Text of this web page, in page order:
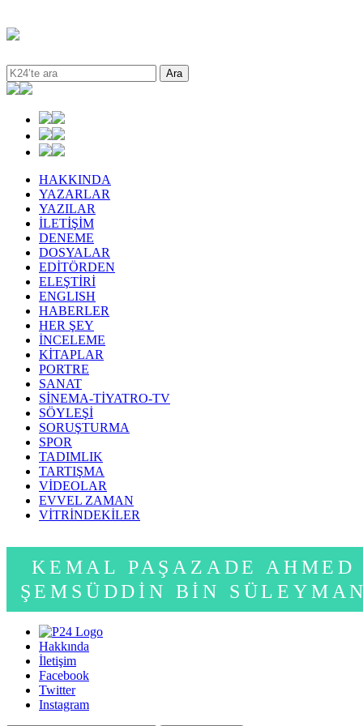
HAKKINDA
YAZARLAR
YAZILAR
İLETİŞİM
DENEME
DOSYALAR
EDİTÖRDEN
ELEŞTİRİ
ENGLISH
HABERLER
HER ŞEY
İNCELEME
KİTAPLAR
PORTRE
SANAT
SİNEMA-TİYATRO-TV
SÖYLEŞİ
SORUŞTURMA
SPOR
TADIMLIK
TARTIŞMA
VİDEOLAR
EVVEL ZAMAN
VİTRİNDEKİLER
KEMAL PAŞAZADE AHMED
ŞEMSÜDDIN BIN
Hakkında
İletişim
Facebook
Twitter
Instagram